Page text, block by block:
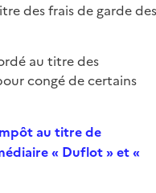
des frais de garde
au titre des
congé de certains
au titre de
« Duflot » et «